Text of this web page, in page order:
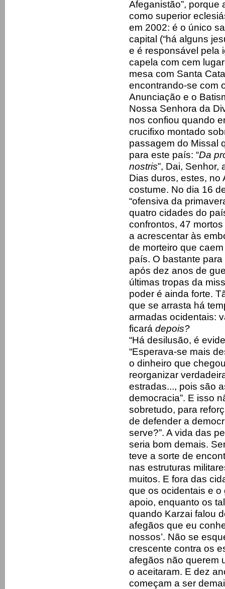
Afeganistão”, porque
como superior
em 2002: é o único
capital (“há alguns
e é responsável pela
capela com cem
mesa com Santa
encontrando-se com
Anunciação e o
Nossa Senhora da
nos confiou quando
crucifixo montado
passagem do Missal
para este país: “Da
nostris”, Dai, Senhor,
Dias duros, estes, no
costume. No dia 16
“ofensiva da
quatro cidades do
confrontos, 47
a acrescentar às
de morteiro que
país. O bastante
após dez anos de
últimas tropas da
poder é ainda forte.
que se arrasta há
armadas ocidentais:
ficará depois?
“Há desilusão, é
“Esperava-se mais
o dinheiro que
reorganizar
estradas..., pois são
democracia”. E isso
sobretudo, para
de defender a
serve?”. A vida das
seria bom demais.
teve a sorte de
nas estruturas
muitos. E fora das
que os ocidentais e
apoio, enquanto os
quando Karzai falou
afegãos que eu
nossos’. Não se
crescente contra os
afegãos não querem
o aceitaram. E dez
começam a ser